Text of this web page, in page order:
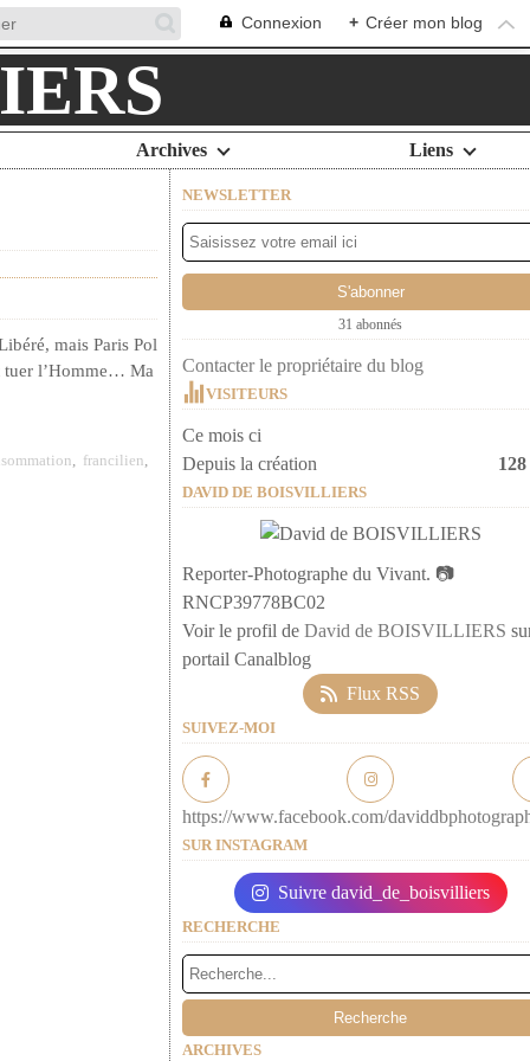
Connexion + Créer mon blog
Archives Liens
mais Paris Pol
tuer l’Homme… Ma
, francilien,
NEWSLETTER
31 abonnés
Contacter le propriétaire du blog
VISITEURS
Ce mois ci
Depuis la création
DAVID DE BOISVILLIERS
Reporter-Photographe du Vivant. 📷
RNCP39778BC02
Voir le profil de David de BOISVILLIERS
portail Canalblog
Flux RSS
SUIVEZ-MOI
https://www.facebook.com/
SUR INSTAGRAM
Suivre david_de_boisvilliers
RECHERCHE
ARCHIVES